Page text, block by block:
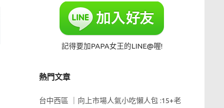
記得要加PAPA女王的LINE@喔!
熱門文章
台中西區 ｜向上市場人氣小吃懶人包 :15+老